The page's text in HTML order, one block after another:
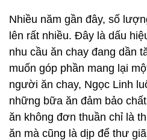
Nhiều năm gần đây, số
lên rất nhiều. Đây là dấu
nhu cầu ăn chay đang dần
muốn góp phần mang lại
người ăn chay, Ngọc Linh
những bữa ăn đảm bảo
ăn không đơn thuần chỉ là
ăn mà cũng là dịp để thư